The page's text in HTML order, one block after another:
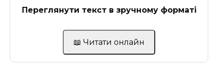
Переглянути текст в зручному форматі
📖 Читати онлайн